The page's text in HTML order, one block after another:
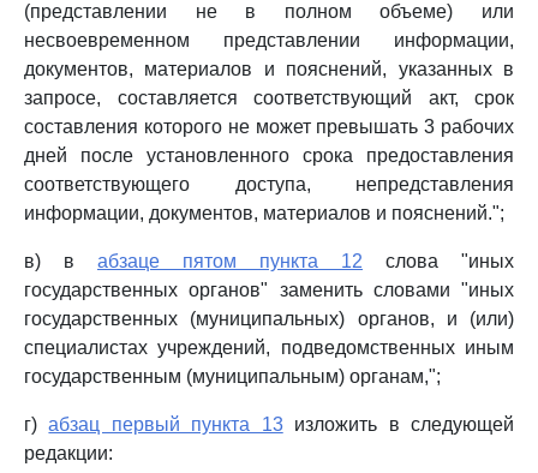
(представлении не в полном объеме) или
несвоевременном представлении информации,
документов, материалов и пояснений, указанных в
запросе, составляется соответствующий акт, срок
составления которого не может превышать 3 рабочих
дней после установленного срока предоставления
соответствующего доступа, непредставления
информации, документов, материалов и пояснений.";
в) в абзаце пятом пункта 12 слова "иных
государственных органов" заменить словами "иных
государственных (муниципальных) органов, и (или)
специалистах учреждений, подведомственных иным
государственным (муниципальным) органам,";
г)абзац первый пункта 13изложить в следующей
редакции: